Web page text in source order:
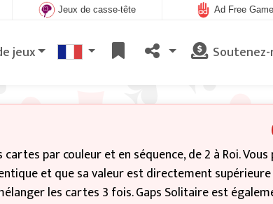
Jeux de casse-tête Ad Free
jeux
par couleur et en séquence, de 2 à Roi.
et que sa valeur est directement
les cartes 3 fois. Gaps Solitaire est